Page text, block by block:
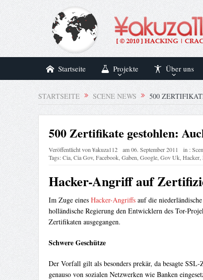
Startseite Projekte Über uns
STARTSEITE SCENE NEWS 500
500 Zertifikate gestohlen:
Veröffentlicht von¥akuza112 am06. September 2011 in :
Tags:Cia,Cia Gov,Facebook,Gaben,Google,Gov Uk,Hacker,
Hacker-Angriff auf
Im Zuge eines Hacker-Angriffsauf die
holländische Regierung den Entwicklern des Tor-
Zertifikaten ausgegangen.
Schwere Geschütze
Der Vorfall gilt als besonders prekär, da besagte
genauso von sozialen Netzwerken wie Banken